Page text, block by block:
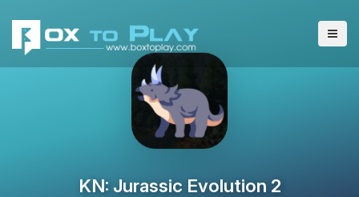
KN: Jurassic Evolution 2